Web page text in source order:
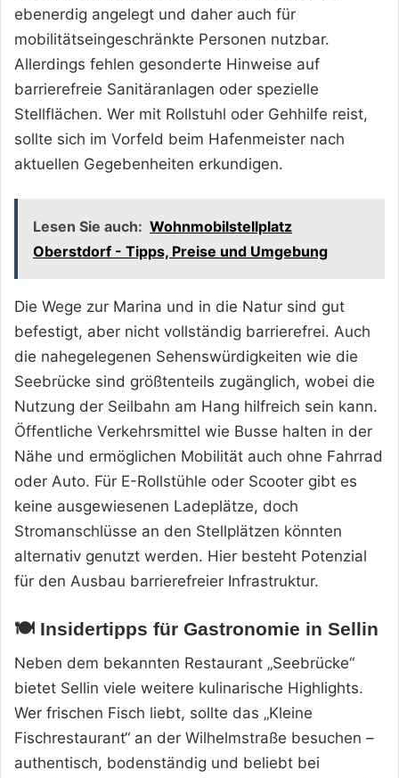
ebenerdig angelegt und daher auch für
mobilitätseingeschränkte Personen nutzbar.
Allerdings fehlen gesonderte Hinweise auf
barrierefreie Sanitäranlagen oder spezielle
Stellflächen. Wer mit Rollstuhl oder Gehhilfe reist,
sollte sich im Vorfeld beim Hafenmeister nach
aktuellen Gegebenheiten erkundigen.
Lesen Sie auch: Wohnmobilstellplatz
Oberstdorf - Tipps, Preise und Umgebung
Die Wege zur Marina und in die Natur sind gut
befestigt, aber nicht vollständig barrierefrei. Auch
die nahegelegenen Sehenswürdigkeiten wie die
Seebrücke sind größtenteils zugänglich, wobei die
Nutzung der Seilbahn am Hang hilfreich sein kann.
Öffentliche Verkehrsmittel wie Busse halten in der
Nähe und ermöglichen Mobilität auch ohne Fahrrad
oder Auto. Für E-Rollstühle oder Scooter gibt es
keine ausgewiesenen Ladeplätze, doch
Stromanschlüsse an den Stellplätzen könnten
alternativ genutzt werden. Hier besteht Potenzial
für den Ausbau barrierefreier Infrastruktur.
🍽️ Insidertipps für Gastronomie in Sellin
Neben dem bekannten Restaurant „Seebrücke“
bietet Sellin viele weitere kulinarische Highlights.
Wer frischen Fisch liebt, sollte das „Kleine
Fischrestaurant“ an der Wilhelmstraße besuchen –
authentisch, bodenständig und beliebt bei